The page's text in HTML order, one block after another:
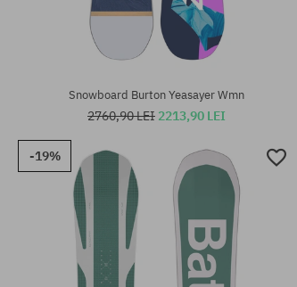
Mărimi existente:
Snowboard Burton Yeasayer Wmn
2760,90 LEI 2213,90 LEI
-19%